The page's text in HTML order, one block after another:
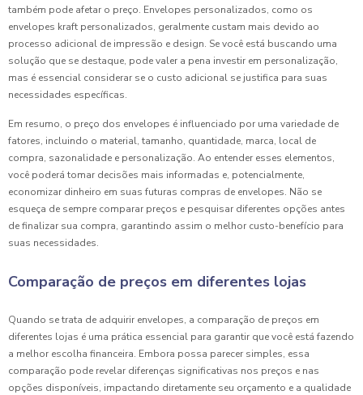
também pode afetar o preço. Envelopes personalizados, como os
envelopes kraft personalizados, geralmente custam mais devido ao
processo adicional de impressão e design. Se você está buscando uma
solução que se destaque, pode valer a pena investir em personalização,
mas é essencial considerar se o custo adicional se justifica para suas
necessidades específicas.
Em resumo, o preço dos envelopes é influenciado por uma variedade de
fatores, incluindo o material, tamanho, quantidade, marca, local de
compra, sazonalidade e personalização. Ao entender esses elementos,
você poderá tomar decisões mais informadas e, potencialmente,
economizar dinheiro em suas futuras compras de envelopes. Não se
esqueça de sempre comparar preços e pesquisar diferentes opções antes
de finalizar sua compra, garantindo assim o melhor custo-benefício para
suas necessidades.
Comparação de preços em diferentes lojas
Quando se trata de adquirir envelopes, a comparação de preços em
diferentes lojas é uma prática essencial para garantir que você está fazendo
a melhor escolha financeira. Embora possa parecer simples, essa
comparação pode revelar diferenças significativas nos preços e nas
opções disponíveis, impactando diretamente seu orçamento e a qualidade